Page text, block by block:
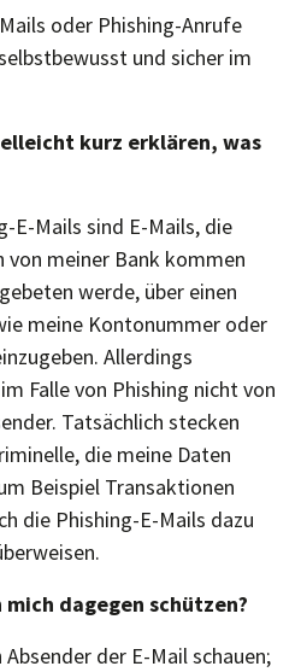
oder Phishing-Anrufe
und sicher im
kurz erklären, was
E-Mails sind E-Mails, die
von meiner Bank kommen
werde, über einen
meine Kontonummer oder
Allerdings
Falle von Phishing nicht von
Tatsächlich stecken
die meine Daten
Beispiel Transaktionen
die Phishing-E-Mails dazu
dagegen schützen?
der E-Mail schauen;